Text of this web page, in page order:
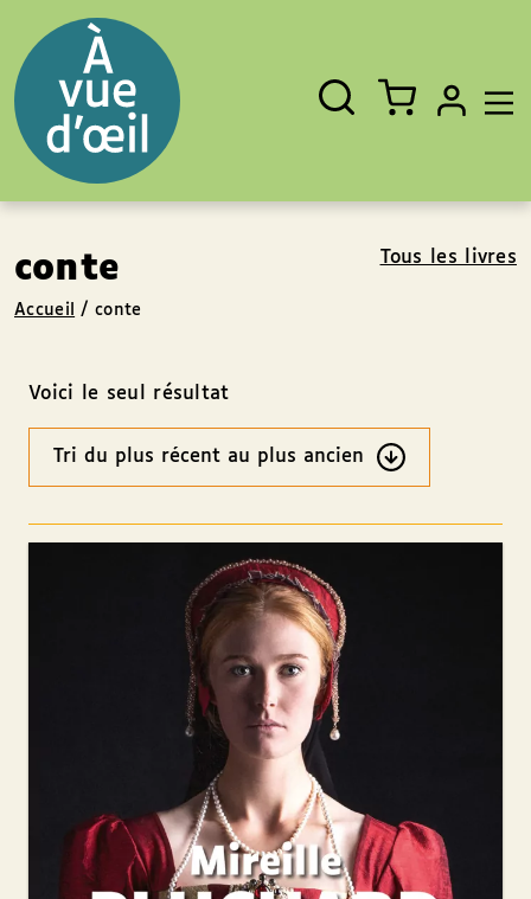
Fermer
Rechercher
un
livre,
un
auteur,
un
EAN
conte Tous les livres
Accueil /conte
Voici le seul résultat
Ordre